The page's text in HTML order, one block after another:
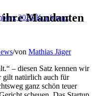
2025 Konferenz
Mandanten
/von Mathias Jäger
– diesen Satz kennen wir
gilt natürlich auch für
ganz schön teuer